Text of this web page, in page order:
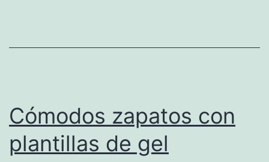
Cómodos zapatos con
plantillas de gel